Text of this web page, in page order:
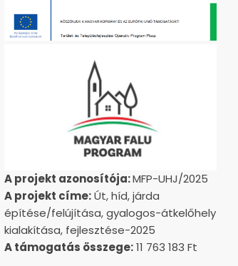
A projekt azonosítója:MFP-UHJ/2025
A projekt címe:Út, híd, járda
építése/felújítása, gyalogos-átkelőhely
kialakítása, fejlesztése-2025
A támogatás összege:11 763 183 Ft